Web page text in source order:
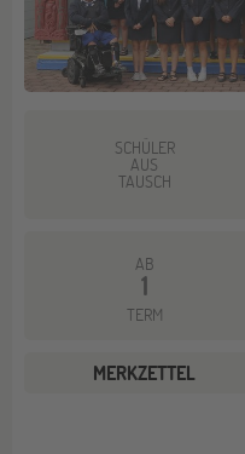
SCHÜLER
AUS
TAUSCH
AB
1
TERM
MERKZETTEL